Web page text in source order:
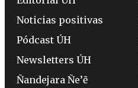
Noticias positivas
Pódcast ÚH
Newsletters ÚH
Ñandejara Ñe’ẽ